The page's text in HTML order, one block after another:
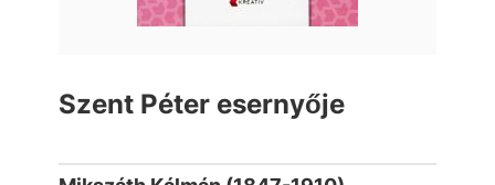
Szent Péter esernyője